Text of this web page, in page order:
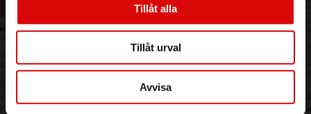
Tillåt alla
Tillåt urval
Avvisa
Visselblåsning
Aktuellt på Order
Ansökan om RMA
Godsefterlysning & Felleverans
Integritetspolicy
Om cookies